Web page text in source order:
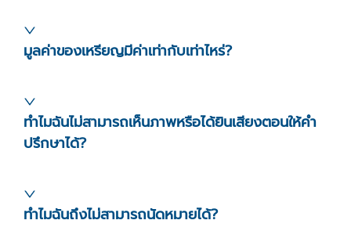
มูลค่าของเหรียญมีค่าเท่ากับเท่าไหร่?
ทำไมฉันไม่สามารถเห็นภาพหรือได้ยินเสียงตอนให้คำ
ปรึกษาได้?
ทำไมฉันถึงไม่สามารถนัดหมายได้?